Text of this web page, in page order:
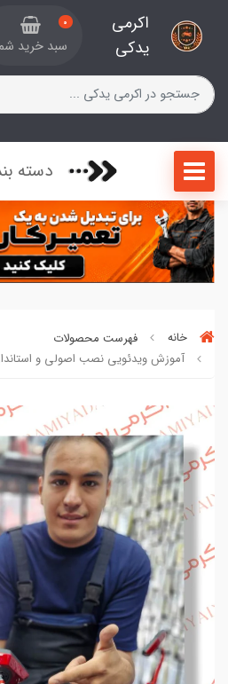
اکرمی
یدکی
0
سبد خرید
دسته
خانه
فهرست محصولات
آموزش ویدئویی نصب اصولی و استاندارد